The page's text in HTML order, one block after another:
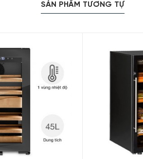
53L – 685
SẢN PHẨM TƯƠNG TỰ